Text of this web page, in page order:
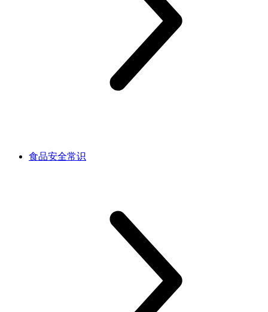
食品安全常识